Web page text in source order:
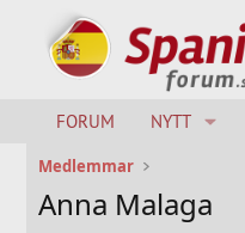
FORUM NYTT
Medlemmar
Anna Malaga